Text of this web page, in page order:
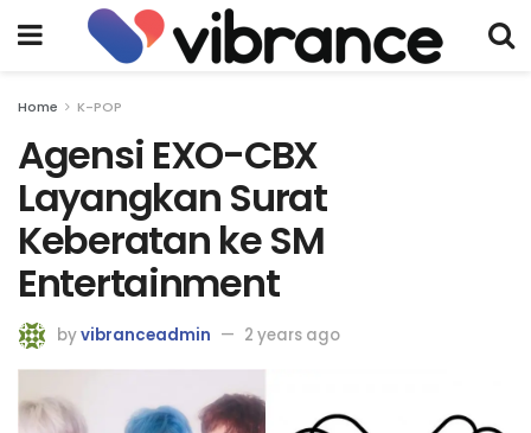
Home K-POP
Agensi EXO-CBX
Layangkan Surat
Keberatan ke SM
Entertainment
byvibranceadmin 2 years ago